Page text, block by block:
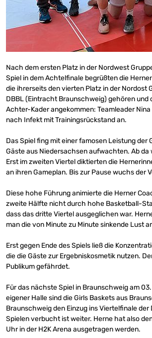
Nach dem ersten Platz in der Nordwest
Spiel in dem Achtelfinale begrüßten die
die ihrerseits den vierten Platz in der Nordost
DBBL (Eintracht Braunschweig) gehören
Achter-Kader angekommen: Teamleader
nach Infekt mit Trainingsrückstand an.
Das Spiel fing mit einer famosen Leistung
Gäste aus Niedersachsen aufwachten. Ab da
Erst im zweiten Viertel diktierten die
an ihren Gameplan. Bis zur Pause wuchs der
Diese hohe Führung animierte die Herner
zweite Hälfte nicht durch hohe Basketball-
dass das dritte Viertel ausgeglichen war.
man die von Minute zu Minute sinkende Lust
Erst gegen Ende des Spiels ließ die
die die Gäste zur Ergebniskosmetik nutzen.
Publikum gefährdet.
Für das nächste Spiel in Braunschweig am
eigener Halle sind die Girls Baskets aus
Braunschweig den Einzug ins Viertelfinale
Spielen verbucht ist weiter. Herne hat also
Uhr in der H2K Arena ausgetragen werden.